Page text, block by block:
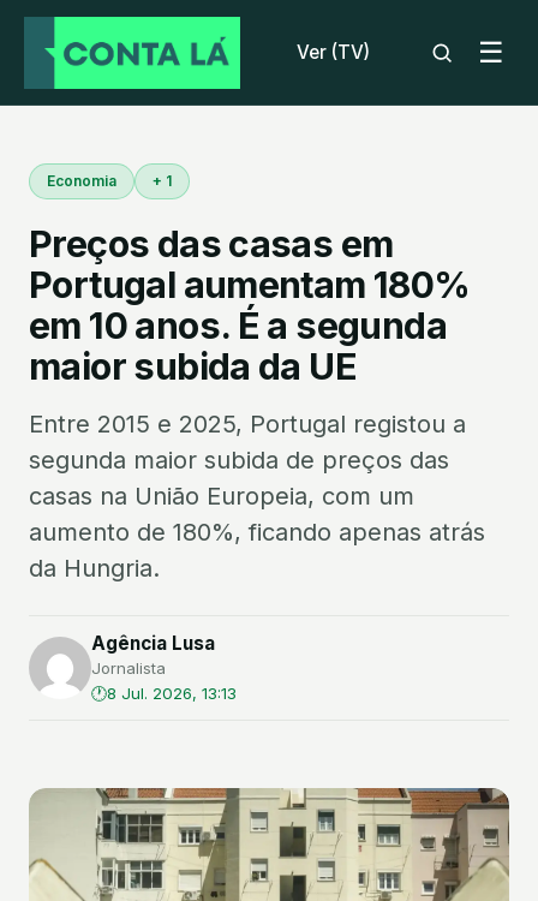
Ver (TV) ☰
Economia + 1
Preços das casas em
Portugal aumentam 180%
em 10 anos. É a segunda
maior subida da UE
Entre 2015 e 2025, Portugal registou a
segunda maior subida de preços das
casas na União Europeia, com um
aumento de 180%, ficando apenas atrás
da Hungria.
Agência Lusa
Jornalista
8 Jul. 2026, 13:13